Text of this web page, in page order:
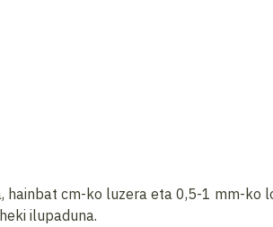
cm-ko luzera eta 0,5-1 mm-ko
ilupaduna.